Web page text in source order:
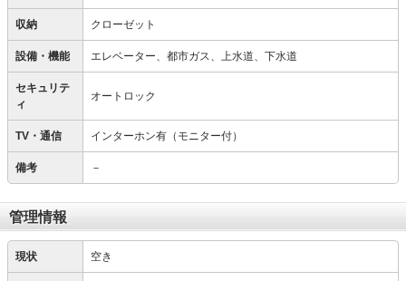
収納 クローゼット
設備・機能 エレベーター、都市ガス、上水道、下水道
セキュリテ
ィ
オートロック
TV・通信 インターホン有（モニター付）
備考 －
管理情報
現状 空き